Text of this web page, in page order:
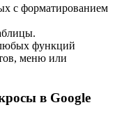
с форматированием
функций
меню или
в Google